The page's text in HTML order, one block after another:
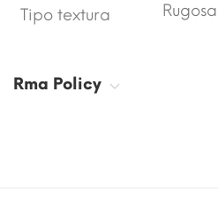
Tipo textura Rugosa
Rma Policy